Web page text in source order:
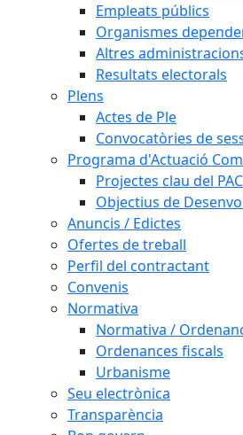
Empleats públics
Organismes
Altres
Resultats electorals
Plens
Actes de Ple
Convocatòries de
Programa d'Actuació
Projectes clau del PAC
Objectius de
Anuncis / Edictes
Ofertes de treball
Perfil del contractant
Convenis
Normativa
Normativa /
Ordenances fiscals
Urbanisme
Seu electrònica
Transparència